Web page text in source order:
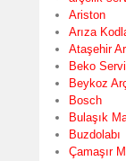
Ariston
Arıza
Ataşehir
Beko
Beykoz
Bosch
Bulaşık
Buzdolabı
Çamaşır